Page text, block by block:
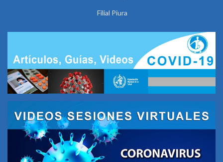
Filial Piura